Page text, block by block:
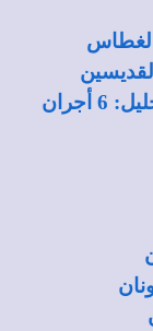
الغطاس
مرد إبركسيس عيد عُرس قانا الجليل: 6 أجران